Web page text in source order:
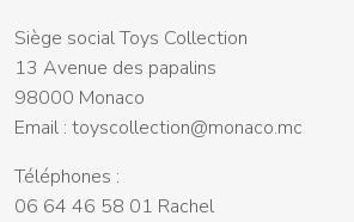
Siège social Toys Collection
13 Avenue des papalins
98000 Monaco
Email : toyscollection@monaco.mc
Téléphones :
06 64 46 58 01 Rachel